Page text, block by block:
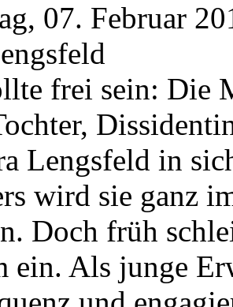
07. Februar
frei sein: Die
Lengsfeld in
wird sie ganz
Doch früh
ein. Als junge